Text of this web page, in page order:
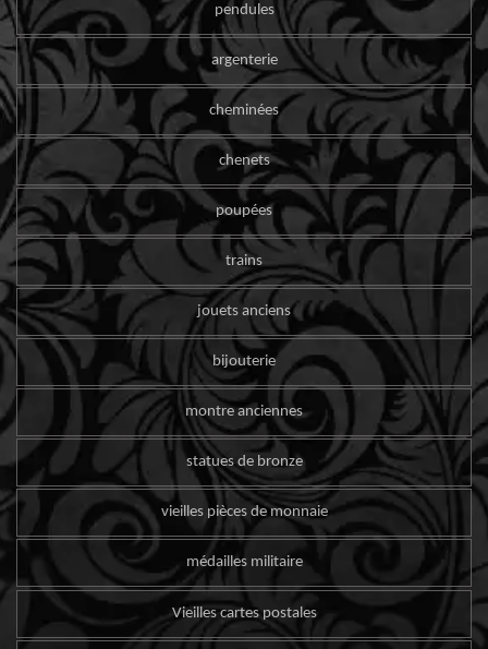
pendules
argenterie
cheminées
chenets
poupées
trains
jouets anciens
bijouterie
montre anciennes
statues de bronze
vieilles pièces de monnaie
médailles militaire
Vieilles cartes postales